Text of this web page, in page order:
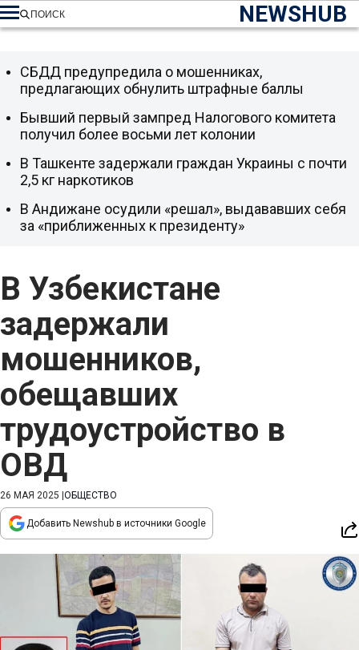
NEWSHUB
ПОИСК
В Узбекистане
задержали
мошенников,
обещавших
трудоустройство в
ОВД
26 МАЯ 2025 ОБЩЕСТВО
Добавить Newshub в источники Google
СБДД предупредила о мошенниках,
предлагающих обнулить штрафные баллы
Бывший первый зампред Налогового комитета
получил более восьми лет колонии
В Ташкенте задержали граждан Украины с почти
2,5 кг наркотиков
В Андижане осудили «решал», выдававших себя
за «приближенных к президенту»